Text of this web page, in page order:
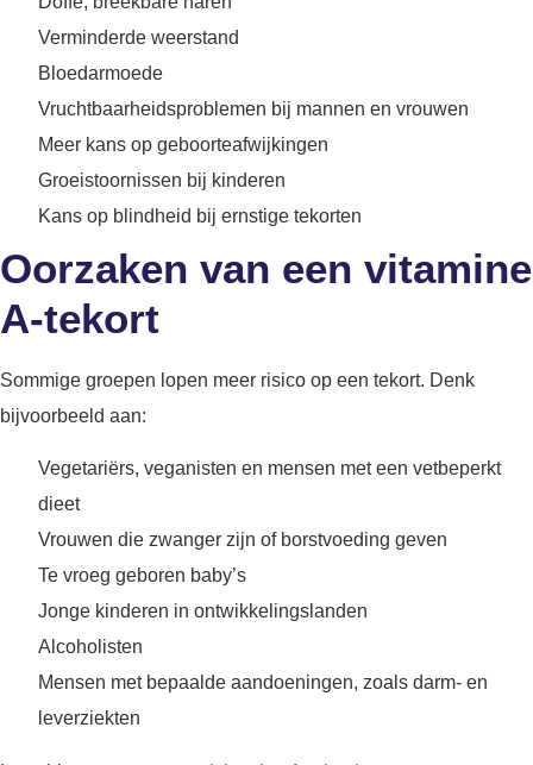
Verminderde weerstand
Bloedarmoede
Vruchtbaarheidsproblemen bij mannen en vrouwen
Meer kans op geboorteafwijkingen
Groeistoornissen bij kinderen
Kans op blindheid bij ernstige tekorten
Oorzaken van een vitamine
A-tekort
Sommige groepen lopen meer risico op een tekort. Denk
bijvoorbeeld aan:
Vegetariërs, veganisten en mensen met een vetbeperkt
dieet
Vrouwen die zwanger zijn of borstvoeding geven
Te vroeg geboren baby’s
Jonge kinderen in ontwikkelingslanden
Alcoholisten
Mensen met bepaalde aandoeningen, zoals darm- en
leverziekten